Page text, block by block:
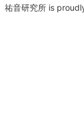
祐音研究所 is